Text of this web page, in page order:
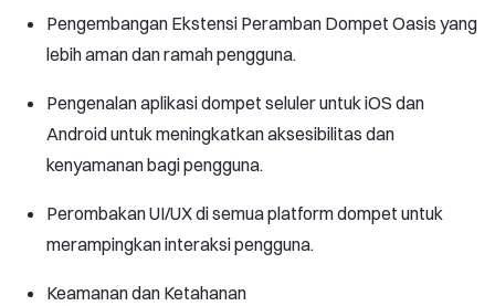
Pengembangan Ekstensi Peramban Dompet Oasis yang
lebih aman dan ramah pengguna.
Pengenalan aplikasi dompet seluler untuk iOS dan
Android untuk meningkatkan aksesibilitas dan
kenyamanan bagi pengguna.
Perombakan UI/UX di semua platform dompet untuk
merampingkan interaksi pengguna.
Keamanan dan Ketahanan